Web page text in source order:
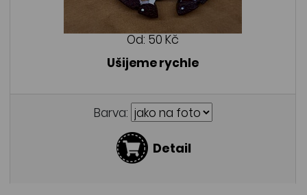
Od: 50 Kč
Ušijeme rychle
Barva:
Detail